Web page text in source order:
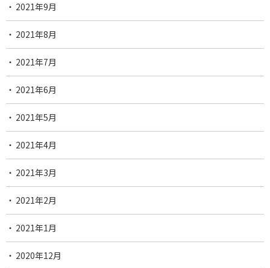
2021年9月
2021年8月
2021年7月
2021年6月
2021年5月
2021年4月
2021年3月
2021年2月
2021年1月
2020年12月